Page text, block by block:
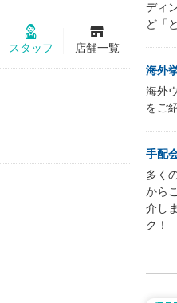
スタッフ 店舗一覧
ディ
ど「
海外
海外
をご
手配
多く
から
介し
ク！